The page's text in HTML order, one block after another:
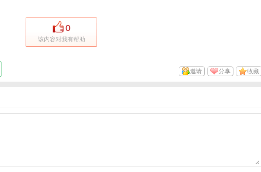
0
该内容对我有帮助
收藏
分享
邀请